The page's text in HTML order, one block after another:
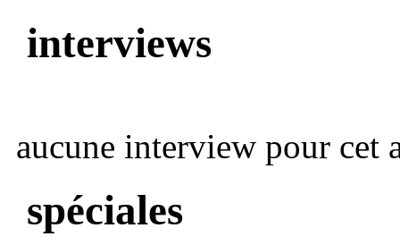
interviews
aucune interview pour cet
spéciales